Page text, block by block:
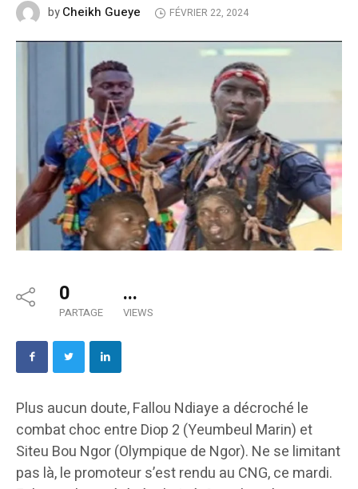
byCheikh Gueye FÉVRIER 22, 2024
0
PARTAGE
...
VIEWS
Plus aucun doute, Fallou Ndiaye a décroché le
combat choc entre Diop 2 (Yeumbeul Marin) et
Siteu Bou Ngor (Olympique de Ngor). Ne se limitant
pas là, le promoteur s’est rendu au CNG, ce mardi.